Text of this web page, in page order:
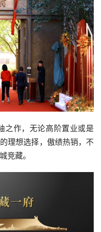
之作，无论高阶置业或是
理想选择，傲绩热销，不
竞藏。